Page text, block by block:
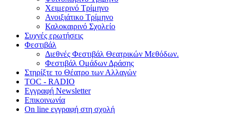
Χειμερινό Τρίμηνο
Ανοιξιάτικο Τρίμηνο
Καλοκαιρινό Σχολείο
Συχνές ερωτήσεις
Φεστιβάλ
Διεθνές Φεστιβάλ Θεατρικών Μεθόδων.
Φεστιβάλ Ομάδων Δράσης
Στηρίξτε το Θέατρο των Αλλαγών
TOC - RADIO
Εγγραφή Newsletter
Επικοινωνία
On line εγγραφή στη σχολή